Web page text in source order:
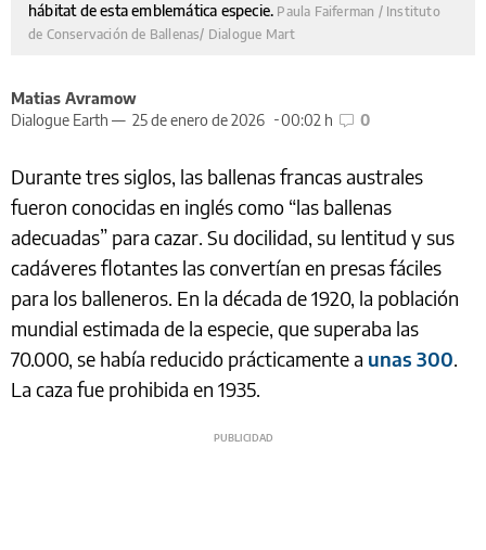
hábitat de esta emblemática especie. Paula Faiferman / Instituto
de Conservación de Ballenas/ Dialogue Mart
Matias Avramow
Dialogue Earth — 25 de enero de 2026 00:02 h 0
Durante tres siglos, las ballenas francas australes
fueron conocidas en inglés como “las ballenas
adecuadas” para cazar. Su docilidad, su lentitud y sus
cadáveres flotantes las convertían en presas fáciles
para los balleneros. En la década de 1920, la población
mundial estimada de la especie, que superaba las
70.000, se había reducido prácticamente a unas 300.
La caza fue prohibida en 1935.